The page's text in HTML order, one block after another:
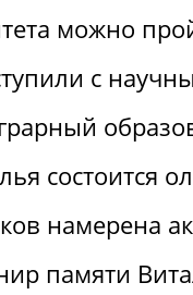
можно
с
состоится
намерена
памяти